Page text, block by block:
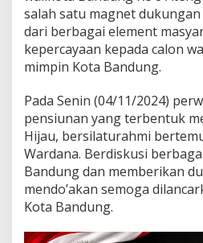
s
a
m
a
n
d
a
n
-
A
r
salah satu magnet
dari berbagai element
kepercayaan kepada calon
mimpin Kota Bandung.
Pada Senin (04/11/2024)
pensiunan yang terbentuk
Hijau, bersilaturahmi
Wardana. Berdiskusi
Bandung dan memberikan
mendo’akan semoga
Kota Bandung.